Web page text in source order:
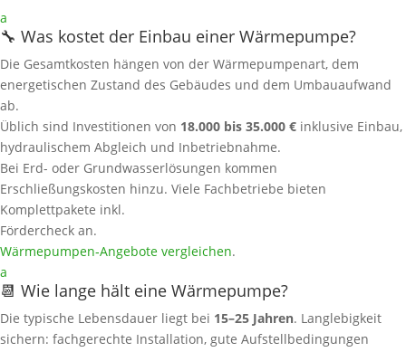
a
🔧 Was kostet der Einbau einer Wärmepumpe?
Die Gesamtkosten hängen von der Wärmepumpenart, dem
energetischen Zustand des Gebäudes und dem Umbauaufwand
ab.
Üblich sind Investitionen von 18.000 bis 35.000 € inklusive Einbau,
hydraulischem Abgleich und Inbetriebnahme.
Bei Erd- oder Grundwasserlösungen kommen
Erschließungskosten hinzu. Viele Fachbetriebe bieten
Komplettpakete inkl.
Fördercheck an.
Wärmepumpen‑Angebote vergleichen.
a
📆 Wie lange hält eine Wärmepumpe?
Die typische Lebensdauer liegt bei 15–25 Jahren. Langlebigkeit
sichern: fachgerechte Installation, gute Aufstellbedingungen